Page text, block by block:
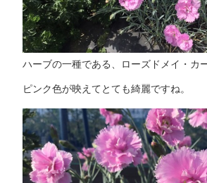
ハーブの一種である、ローズドメイ・カ
ピンク色が映えてとても綺麗ですね。